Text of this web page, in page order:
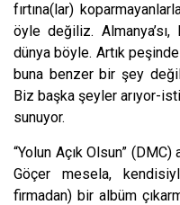
fırtına(lar)
öyle değiliz. Almanya’sı,
dünya böyle. Artık peşind
buna benzer bir şey
Biz başka şeyler arıyor-
sunuyor.
“Yolun Açık Olsun”
Göçer mesela,
firmadan) bir albüm